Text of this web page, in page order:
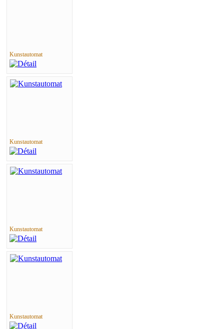
Kunstautomat
Kunstautomat
Kunstautomat
Kunstautomat